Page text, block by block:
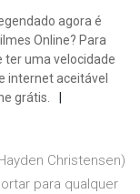
agora é
Online? Para
ter uma velocidade
internet aceitável
grátis.
Christensen)
para qualquer